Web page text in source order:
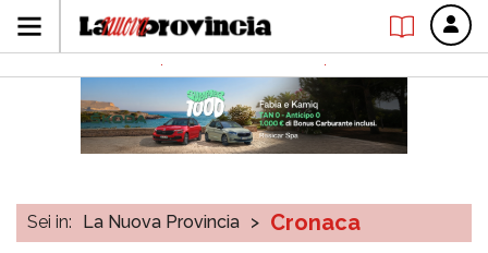
Sei in: La Nuova Provincia > Cronaca